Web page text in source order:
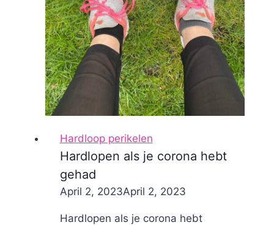
Hardloop perikelen
Hardlopen als je corona hebt
gehad
ByNicole
April 2, 2023April 2, 2023
Hardlopen als je corona hebt